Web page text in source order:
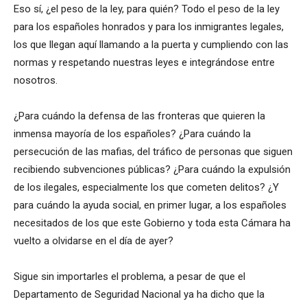
Eso sí, ¿el peso de la ley, para quién? Todo el peso de la ley
para los españoles honrados y para los inmigrantes legales,
los que llegan aquí llamando a la puerta y cumpliendo con las
normas y respetando nuestras leyes e integrándose entre
nosotros.
¿Para cuándo la defensa de las fronteras que quieren la
inmensa mayoría de los españoles? ¿Para cuándo la
persecución de las mafias, del tráfico de personas que siguen
recibiendo subvenciones públicas? ¿Para cuándo la expulsión
de los ilegales, especialmente los que cometen delitos? ¿Y
para cuándo la ayuda social, en primer lugar, a los españoles
necesitados de los que este Gobierno y toda esta Cámara ha
vuelto a olvidarse en el día de ayer?
Sigue sin importarles el problema, a pesar de que el
Departamento de Seguridad Nacional ya ha dicho que la